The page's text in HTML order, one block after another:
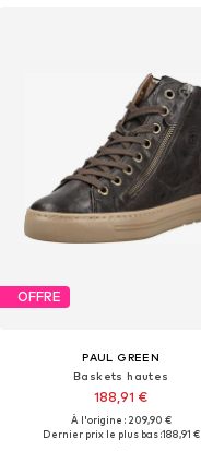
OFFRE
PAUL GREEN
Baskets hautes
188,91 €
À l'origine : 209,90 €
Dernier prix le plus bas :188,91 €